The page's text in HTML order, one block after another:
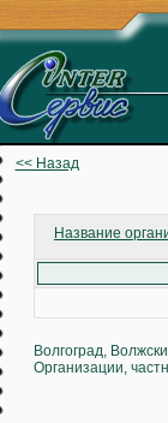
<< Назад
Название
Волгоград,
Организации,